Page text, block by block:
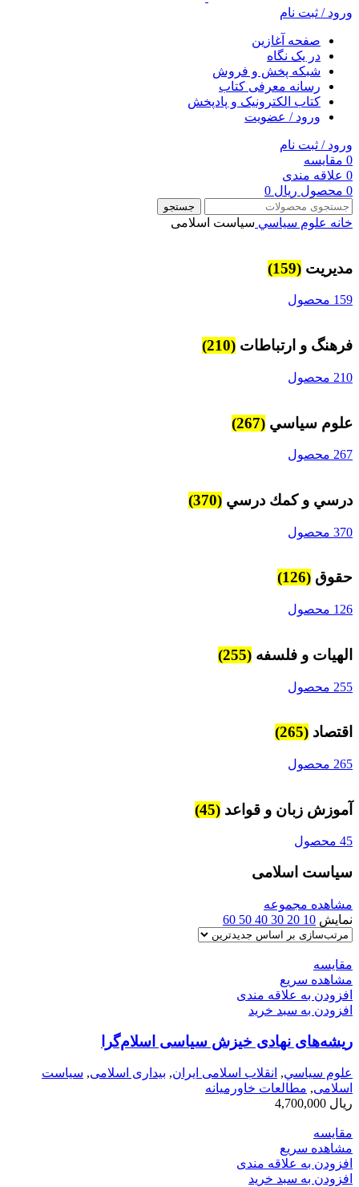
ورود / ثبت نام
صفحه آغازین
در یک نگاه
شبکه پخش و فروش
رسانه معرفی کتاب
کتاب الکترونیک و پادپخش
ورود / عضویت
ورود / ثبت نام
0 مقایسه
0 علاقه مندی
0 محصول ریال
جستجو
خانه علوم سياسي سیاست اسلامی
مديريت (159)
159 محصول
فرهنگ و ارتباطات (210)
210 محصول
علوم سياسي (267)
267 محصول
درسي و كمك درسي (370)
370 محصول
حقوق (126)
126 محصول
الهیات و فلسفه (255)
255 محصول
اقتصاد (265)
265 محصول
آموزش زبان و قواعد (45)
45 محصول
سیاست اسلامی
مشاهده مجموعه
نمایش 10
20
30
40
50
60
مقایسه
مشاهده سریع
افزودن به علاقه مندی
افزودن به سبد خرید
ریشه‌های نهادی خیزش سیاسی اسلام‌گرا
علوم سياسي, انقلاب اسلامی ایران, بیداری اسلامی, سیاست
اسلامی, مطالعات خاورمیانه
ریال
مقایسه
مشاهده سریع
افزودن به علاقه مندی
افزودن به سبد خرید